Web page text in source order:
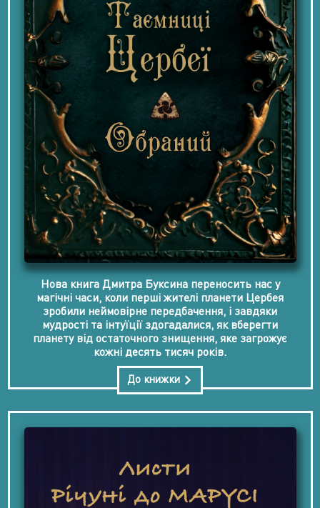
Нова книга Дмитра Буксина переносить нас у
магічні часи, коли перші жителі планети Цербея
зробили неймовірне передбачення, і завдяки
мудрості та інтуїції здогадалися, як вберегти
планету від остаточного знищення, яке загрожує
кожні десять тисяч років.
До книжки